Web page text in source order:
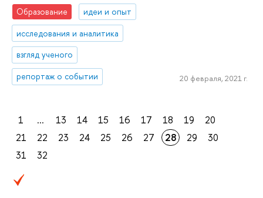
Образование
идеи и опыт
исследования и аналитика
взгляд ученого
репортаж о событии
20 февраля, 2021 г.
1 ... 13 14 15 16 17 18 19
20
21
22 23 24 25 26 27 28 29
30
31
32